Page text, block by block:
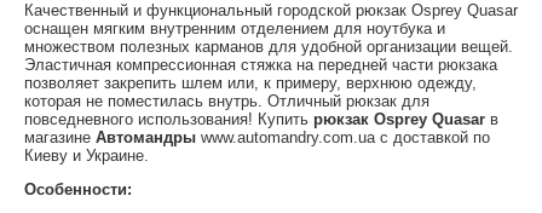
Качественный и функциональный городской рюкзак Osprey Quasar
оснащен мягким внутренним отделением для ноутбука и
множеством полезных карманов для удобной организации вещей.
Эластичная компрессионная стяжка на передней части рюкзака
позволяет закрепить шлем или, к примеру, верхнюю одежду,
которая не поместилась внутрь. Отличный рюкзак для
повседневного использования! Купить рюкзак Osprey Quasar в
магазине Автомандры www.automandry.com.ua с доставкой по
Киеву и Украине.
Особенности: